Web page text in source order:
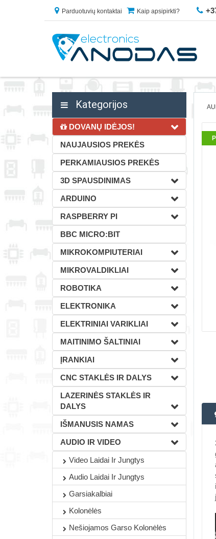
Parduotuvių kontaktai Kaip apsipirkti?
Kategorijos
DOVANŲ IDĖJOS!
NAUJAUSIOS PREKĖS
PERKAMIAUSIOS PREKĖS
3D SPAUSDINIMAS
ARDUINO
RASPBERRY PI
BBC MICRO:BIT
MIKROKOMPIUTERIAI
MIKROVALDIKLIAI
ROBOTIKA
ELEKTRONIKA
ELEKTRINIAI VARIKLIAI
MAITINIMO ŠALTINIAI
ĮRANKIAI
CNC STAKLĖS IR DALYS
LAZERINĖS STAKLĖS IR
DALYS
IŠMANUSIS NAMAS
AUDIO IR VIDEO
Video Laidai Ir Jungtys
Audio Laidai Ir Jungtys
Garsiakalbiai
Kolonėlės
Nešiojamos Garso Kolonėlės